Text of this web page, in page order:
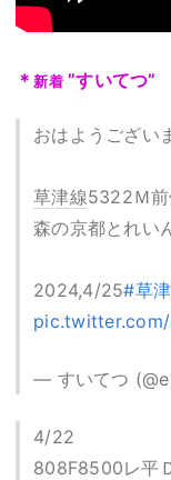
＊新着”すいてつ”
おはようござい
草津線5322Ｍ前
森の京都とれい
2024,4/25#草津
pic.twitter.com/
— すいてつ
4/22
808F8500レ平